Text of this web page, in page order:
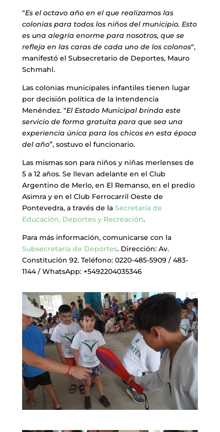
“Es el octavo año en el que realizamos las
colonias para todos los niños del municipio. Esto
es una alegría enorme para nosotros, que se
refleja en las caras de cada uno de los colonos“,
manifestó el Subsecretario de Deportes, Mauro
Schmahl.
Las colonias municipales infantiles tienen lugar
por decisión política de la Intendencia
Menéndez. “El Estado Municipal brinda este
servicio de forma gratuita para que sea una
experiencia única para los chicos en esta época
del año”, sostuvo el funcionario.
Las mismas son para niños y niñas merlenses de
5 a 12 años. Se llevan adelante en el Club
Argentino de Merlo, en El Remanso, en el predio
Asimra y en el Club Ferrocarril Oeste de
Pontevedra, a través de la Secretaría de
Educación, Deportes y Recreación.
Para más información, comunicarse con la
Subsecretaría de Deportes. Dirección: Av.
Constitución 92. Teléfono: 0220-485-5909 / 483-
1144 / WhatsApp: +5492204035346